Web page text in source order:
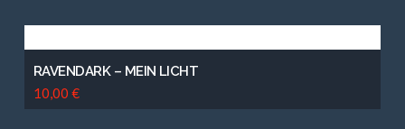
RAVENDARK – MEIN LICHT
10,00 €